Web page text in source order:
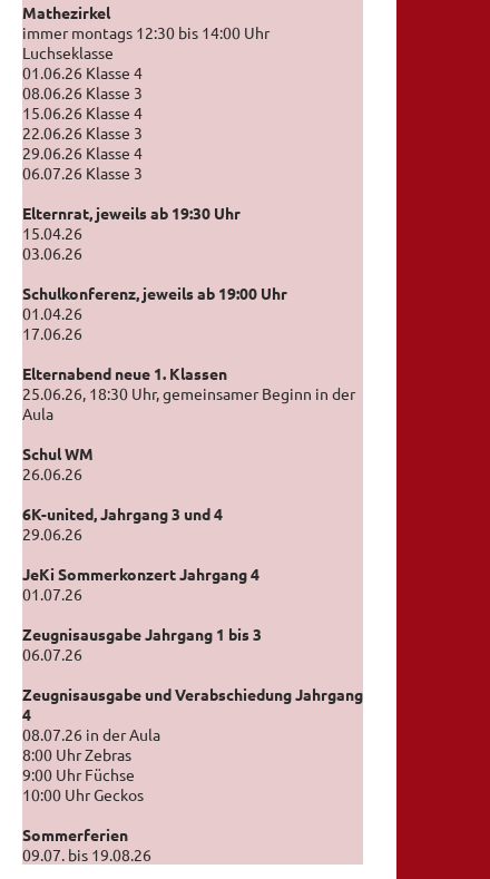
Mathezirkel
immer montags 12:30 bis 14:00 Uhr
Luchseklasse
01.06.26 Klasse 4
08.06.26 Klasse 3
15.06.26 Klasse 4
22.06.26 Klasse 3
29.06.26 Klasse 4
06.07.26 Klasse 3
Elternrat, jeweils ab 19:30 Uhr
15.04.26
03.06.26
Schulkonferenz, jeweils ab 19:00 Uhr
01.04.26
17.06.26
Elternabend neue 1. Klassen
25.06.26, 18:30 Uhr, gemeinsamer Beginn in der
Aula
Schul WM
26.06.26
6K-united, Jahrgang 3 und 4
29.06.26
JeKi Sommerkonzert Jahrgang 4
01.07.26
Zeugnisausgabe Jahrgang 1 bis 3
06.07.26
Zeugnisausgabe und Verabschiedung Jahrgang
4
08.07.26 in der Aula
8:00 Uhr Zebras
9:00 Uhr Füchse
10:00 Uhr Geckos
Sommerferien
09.07. bis 19.08.26